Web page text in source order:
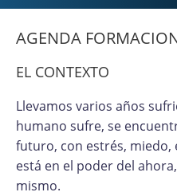
AGENDA
EL CONTEXTO
Llevamos varios años
humano sufre, se
futuro, con estrés, miedo,
está en el poder del
mismo.